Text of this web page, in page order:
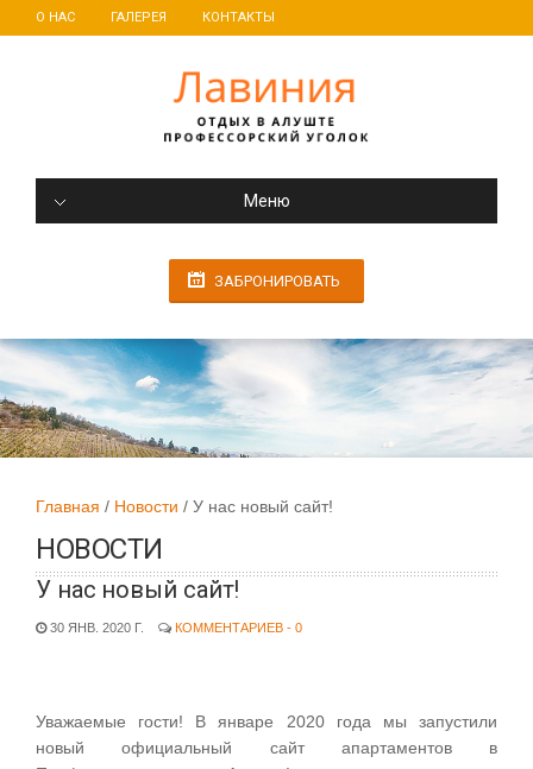
О НАС ГАЛЕРЕЯ КОНТАКТЫ
Меню
ЗАБРОНИРОВАТЬ
Главная Новости У нас новый сайт!
НОВОСТИ
У нас новый сайт!
30 ЯНВ. 2020 Г. КОММЕНТАРИЕВ - 0
Уважаемые гости! В январе 2020 года мы запустили
новый официальный сайт апартаментов в